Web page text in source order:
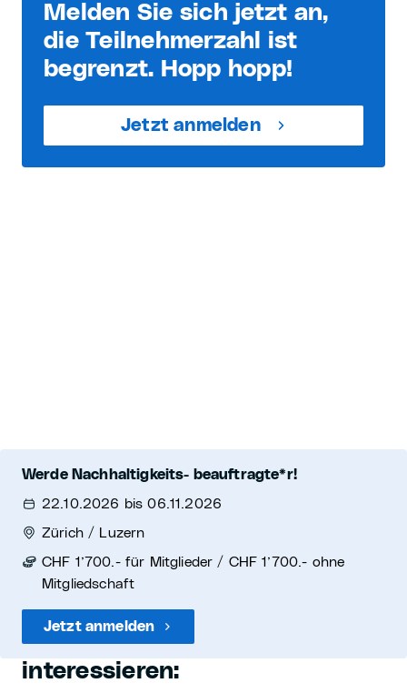
Werde Nachhaltigkeits- beauftragte*r!
22.10.2026 bis 06.11.2026
Zürich / Luzern
CHF 1’700.- für Mitglieder / CHF 1’700.- ohne
Mitgliedschaft
Jetzt anmelden
Melden Sie sich jetzt an,
die Teilnehmerzahl ist
begrenzt. Hopp hopp!
Jetzt anmelden
Diese Kurse könnten Sie auch
interessieren: